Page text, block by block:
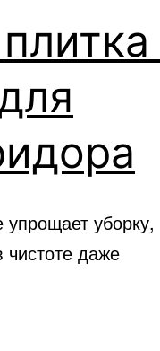
уборку,
чистоте даже